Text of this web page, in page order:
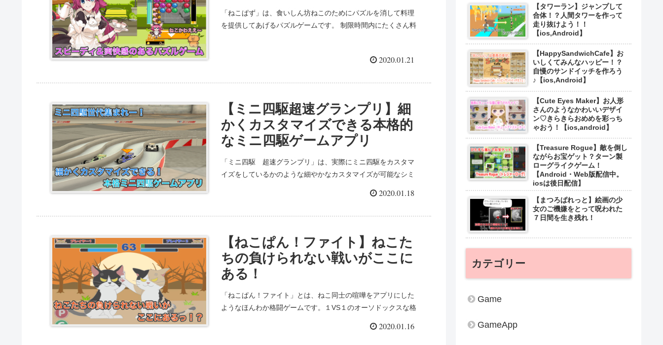
「ねこぱず」は、食いしん坊ねこのためにパズルを消して料理
を提供してあげるパズルゲームです。 制限時間内にたくさん料
きます。 また、パズルを消した時のコンボや一度にたくさん消
2020.01.21
【ミニ四駆超速グランプリ】細
かくカスタマイズできる本格的
なミニ四駆ゲームアプリ
「ミニ四駆 超速グランプリ」は、実際にミニ四駆をカスタマ
イズをしているかのような細やかなカスタマイズが可能なシミ
れだけ試合前にコースに合わせたカスタマイズをするかが重要
2020.01.18
【ねこぱん！ファイト】ねこた
ちの負けられない戦いがここに
ある！
「ねこぱん！ファイト」とは、ねこ同士の喧嘩をアプリにした
ようなほんわか格闘ゲームです。１VS１のオーソドックスな格
動がないので、まるで指相撲のような駆け引きが楽しいゲーム
2020.01.16
【タワーラン】ジャンプして
合体！？人間タワーを作って
走り抜けよう！！
【ios,Android】
【HappySandwichCafe】お
いしくてみんなハッピー！？
自慢のサンドイッチを作ろう
♪【ios,Android】
【Cute Eyes Maker】お人形
さんのようなかわいいデザイ
ン♡きらきらおめめを彩っち
ゃおう！【ios,android】
【Treasure Rogue】敵を倒し
ながらお宝ゲット？ターン製
ローグライクゲーム！
【Android・Web版配信中。
iosは後日配信】
【まつろぱれっと】絵画の少
女のご機嫌をとって呪われた
７日間を生き残れ！
カテゴリー
Game
GameApp